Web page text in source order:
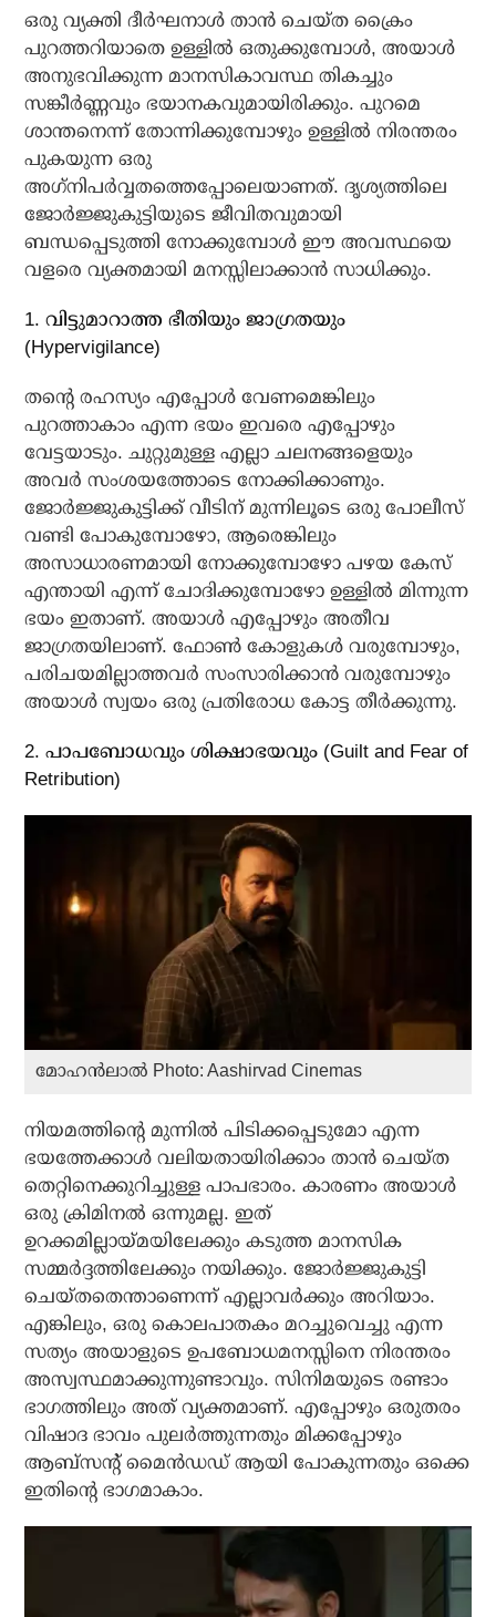
ഒരു വ്യക്തി ദീര്‍ഘനാള്‍ താന്‍ ചെയ്ത ക്രൈം
പുറത്തറിയാതെ ഉള്ളില്‍ ഒതുക്കുമ്പോള്‍, അയാള്‍
അനുഭവിക്കുന്ന മാനസികാവസ്ഥ തികച്ചും
സങ്കീര്‍ണ്ണവും ഭയാനകവുമായിരിക്കും. പുറമെ
ശാന്തനെന്ന് തോന്നിക്കുമ്പോഴും ഉള്ളില്‍ നിരന്തരം
പുകയുന്ന ഒരു
അഗ്‌നിപര്‍വ്വതത്തെപ്പോലെയാണത്. ദൃശ്യത്തിലെ
ജോര്‍ജ്ജുകുട്ടിയുടെ ജീവിതവുമായി
ബന്ധപ്പെടുത്തി നോക്കുമ്പോള്‍ ഈ അവസ്ഥയെ
വളരെ വ്യക്തമായി മനസ്സിലാക്കാന്‍ സാധിക്കും.
1. വിട്ടുമാറാത്ത ഭീതിയും ജാഗ്രതയും
(Hypervigilance)
തന്റെ രഹസ്യം എപ്പോള്‍ വേണമെങ്കിലും
പുറത്താകാം എന്ന ഭയം ഇവരെ എപ്പോഴും
വേട്ടയാടും. ചുറ്റുമുള്ള എല്ലാ ചലനങ്ങളെയും
അവര്‍ സംശയത്തോടെ നോക്കിക്കാണും.
ജോര്‍ജ്ജുകുട്ടിക്ക് വീടിന് മുന്നിലൂടെ ഒരു പോലീസ്
വണ്ടി പോകുമ്പോഴോ, ആരെങ്കിലും
അസാധാരണമായി നോക്കുമ്പോഴോ പഴയ കേസ്
എന്തായി എന്ന് ചോദിക്കുമ്പോഴോ ഉള്ളില്‍ മിന്നുന്ന
ഭയം ഇതാണ്. അയാള്‍ എപ്പോഴും അതീവ
ജാഗ്രതയിലാണ്. ഫോണ്‍ കോളുകള്‍ വരുമ്പോഴും,
പരിചയമില്ലാത്തവര്‍ സംസാരിക്കാന്‍ വരുമ്പോഴും
അയാള്‍ സ്വയം ഒരു പ്രതിരോധ കോട്ട തീര്‍ക്കുന്നു.
2. പാപബോധവും ശിക്ഷാഭയവും (Guilt and Fear of
Retribution)
മോഹന്‍ലാല്‍ Photo: Aashirvad Cinemas
നിയമത്തിന്റെ മുന്നില്‍ പിടിക്കപ്പെടുമോ എന്ന
ഭയത്തേക്കാള്‍ വലിയതായിരിക്കാം താന്‍ ചെയ്ത
തെറ്റിനെക്കുറിച്ചുള്ള പാപഭാരം. കാരണം അയാള്‍
ഒരു ക്രിമിനല്‍ ഒന്നുമല്ല. ഇത്
ഉറക്കമില്ലായ്മയിലേക്കും കടുത്ത മാനസിക
സമ്മര്‍ദ്ദത്തിലേക്കും നയിക്കും. ജോര്‍ജ്ജുകുട്ടി
ചെയ്തതെന്താണെന്ന് എല്ലാവര്‍ക്കും അറിയാം.
എങ്കിലും, ഒരു കൊലപാതകം മറച്ചുവെച്ചു എന്ന
സത്യം അയാളുടെ ഉപബോധമനസ്സിനെ നിരന്തരം
അസ്വസ്ഥമാക്കുന്നുണ്ടാവും. സിനിമയുടെ രണ്ടാം
ഭാഗത്തിലും അത് വ്യക്തമാണ്. എപ്പോഴും ഒരുതരം
വിഷാദ ഭാവം പുലര്‍ത്തുന്നതും മിക്കപ്പോഴും
ആബ്‌സന്റ് മൈന്‍ഡഡ് ആയി പോകുന്നതും ഒക്കെ
ഇതിന്റെ ഭാഗമാകാം.